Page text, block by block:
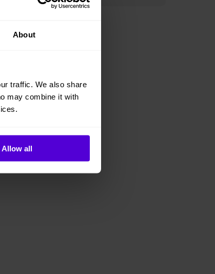
About
traffic. We also share
may combine it with
Allow all